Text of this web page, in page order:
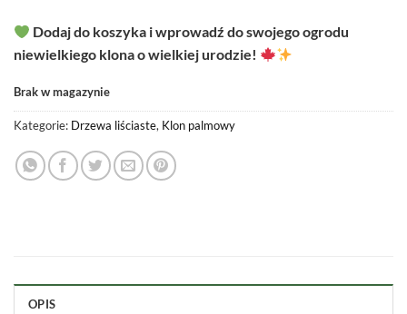
Dodaj do koszyka i wprowadź do swojego ogrodu
niewielkiego klona o wielkiej urodzie!
Brak w magazynie
Kategorie: Drzewa liściaste, Klon palmowy
OPIS